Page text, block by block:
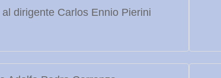
dirigente Carlos Ennio Pierini